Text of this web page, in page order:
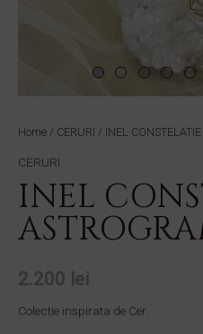
Home / CERURI / INEL
CERURI
INEL
2.200 lei
Colectie inspirata de Cer.
INEL
quantity